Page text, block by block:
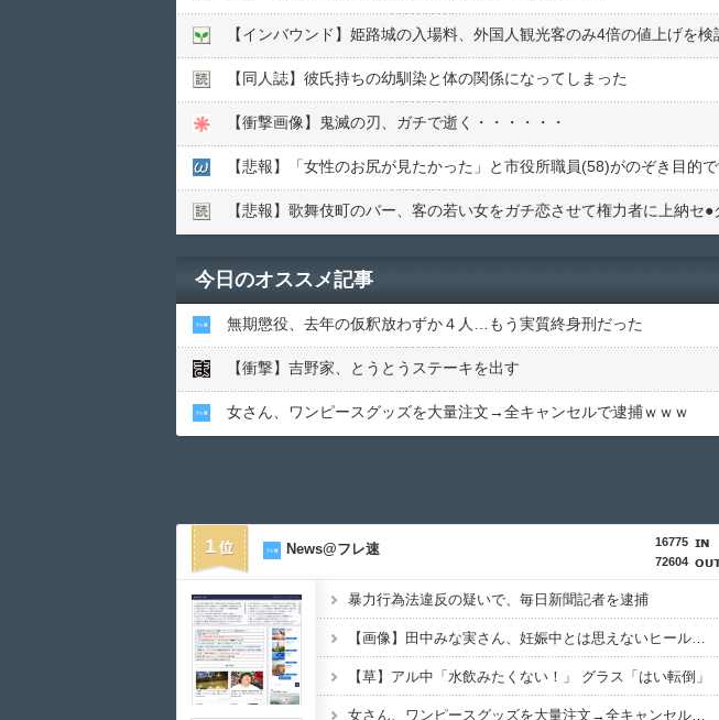
【インバウンド】姫路城の入場料、外国人観光客のみ4倍の値上げを検
【同人誌】彼氏持ちの幼馴染と体の関係になってしまった
【衝撃画像】鬼滅の刃、ガチで逝く・・・・・・
【悲報】「女性のお尻が見たかった」と市役所職員(58)がのぞき目的
【悲報】歌舞伎町のバー、客の若い女をガチ恋させて権力者に上納セ●︎
今日のオススメ記事
無期懲役、去年の仮釈放わずか４人…もう実質終身刑だった
【衝撃】吉野家、とうとうステーキを出す
女さん、ワンピースグッズを大量注文→全キャンセルで逮捕ｗｗｗ
1
16775
72604
News@フレ速
暴力行為法違反の疑いで、毎日新聞記者を逮捕
【画像】田中みな実さん、妊娠中とは思えないヒール姿で登場してしまう
【草】アル中「水飲みたくない！」 グラス「はい転倒」
女さん、ワンピースグッズを大量注文→全キャンセルで逮捕ｗｗｗ